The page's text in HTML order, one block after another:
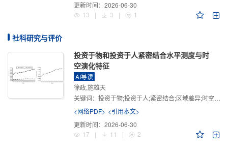
更新时间： 2026-06-30
13
| 3 | 1
社科研究与评价
投资于物和投资于人紧密结合水平测度与时
空演化特征
AI导读
徐政,施雄天
关键词： 投资于物;投资于人;紧密结合;区域差异;时空演化
<网络PDF> <引用本文>
更新时间： 2026-06-30
17
| 11 | 2